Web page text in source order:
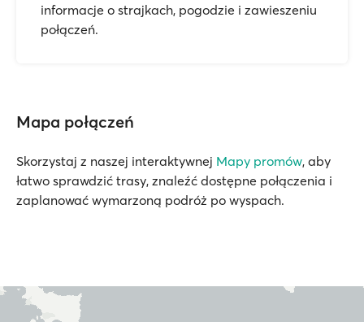
informacje o strajkach, pogodzie i zawieszeniu
połączeń.
Mapa połączeń
Skorzystaj z naszej interaktywnej Mapy promów, aby
łatwo sprawdzić trasy, znaleźć dostępne połączenia i
zaplanować wymarzoną podróż po wyspach.